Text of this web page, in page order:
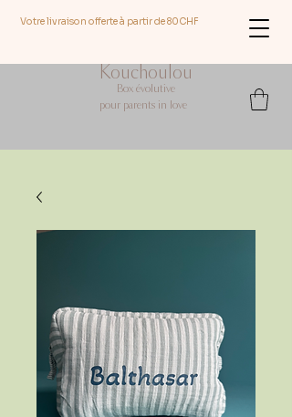
Votre livraison offerte à partir de 80CHF
Kouchoulou
Box évolutive
pour parents in love